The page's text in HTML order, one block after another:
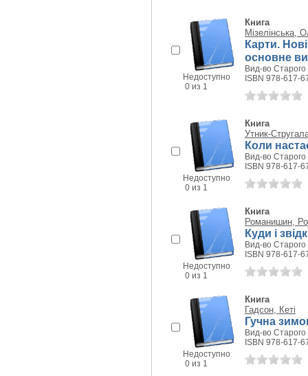
Недоступно
0 из 1
Книга
Мізелінська,
Карти.
основне
Вид-во Старого
ISBN 978-617-
Недоступно
0 из 1
Книга
Утник-
Коли
Вид-во Старого
ISBN 978-617-
Недоступно
0 из 1
Книга
Романишин,
Куди і
Вид-во Старого
ISBN 978-617-
Недоступно
0 из 1
Книга
Гадсон, Кеті
Гучна
Вид-во Старого
ISBN 978-617-